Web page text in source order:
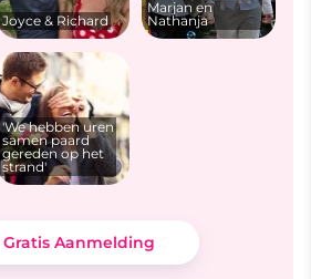
Joyce & Richard
Marjan en
Nathanja
'We hebben uren
samen paard
gereden op het
strand'
Gratis Aanmelding